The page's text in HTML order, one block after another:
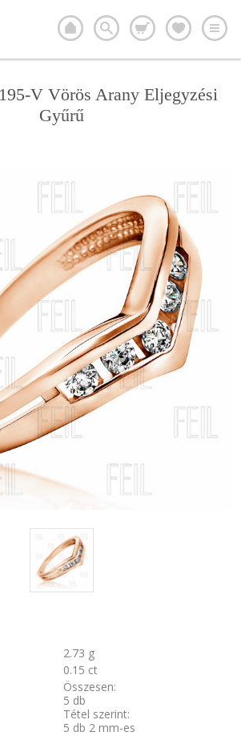
V Vörös Arany Eljegyzési
Gyűrű
2.73 g
0.15 ct
Összesen:
5 db
Tétel szerint:
5 db 2 mm-es